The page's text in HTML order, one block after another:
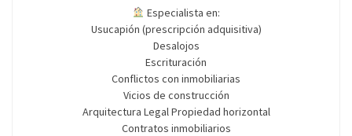
Especialista en:
Usucapión (prescripción adquisitiva)
Desalojos
Escrituración
Conflictos con inmobiliarias
Vicios de construcción
Arquitectura Legal Propiedad horizontal
Contratos inmobiliarios